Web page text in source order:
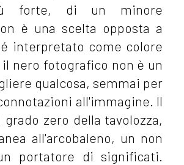
forte, di un minore
è una scelta opposta a
interpretato come colore
nero fotografico non è un
qualcosa, semmai per
all'immagine. Il
zero della tavolozza,
all'arcobaleno, un non
portatore di significati.